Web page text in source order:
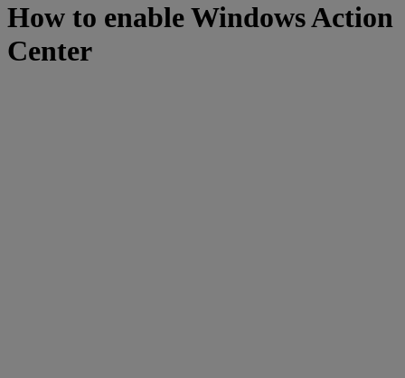
How to enable Windows Action
Center